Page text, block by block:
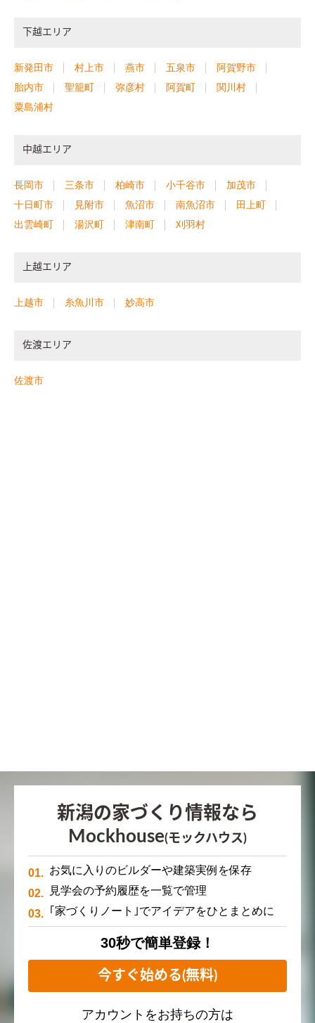
下越エリア
新発田市 村上市 燕市 五泉市
阿賀野市
胎内市
聖籠町 弥彦村 阿賀町
関川村
粟島浦村
中越エリア
長岡市 三条市 柏崎市 小千谷市
加茂市
十日町市
見附市 魚沼市 南魚沼市
田上町
出雲崎町
湯沢町 津南町 刈羽村
上越エリア
上越市 糸魚川市 妙高市
佐渡エリア
佐渡市
新潟の家づくり情報なら
Mockhouse(モックハウス)
お気に入りのビルダーや建築実例を保存
見学会の予約履歴を一覧で管理
｢家づくりノート｣でアイデアをひとまとめに
30秒で簡単登録！
今すぐ始める(無料)
アカウントをお持ちの方は